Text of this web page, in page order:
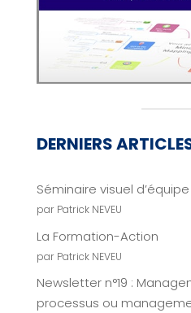
DERNIERS
Séminaire visuel d’équipe
par Patrick NEVEU
La Formation-Action
par Patrick NEVEU
Newsletter n°19 :
processus ou